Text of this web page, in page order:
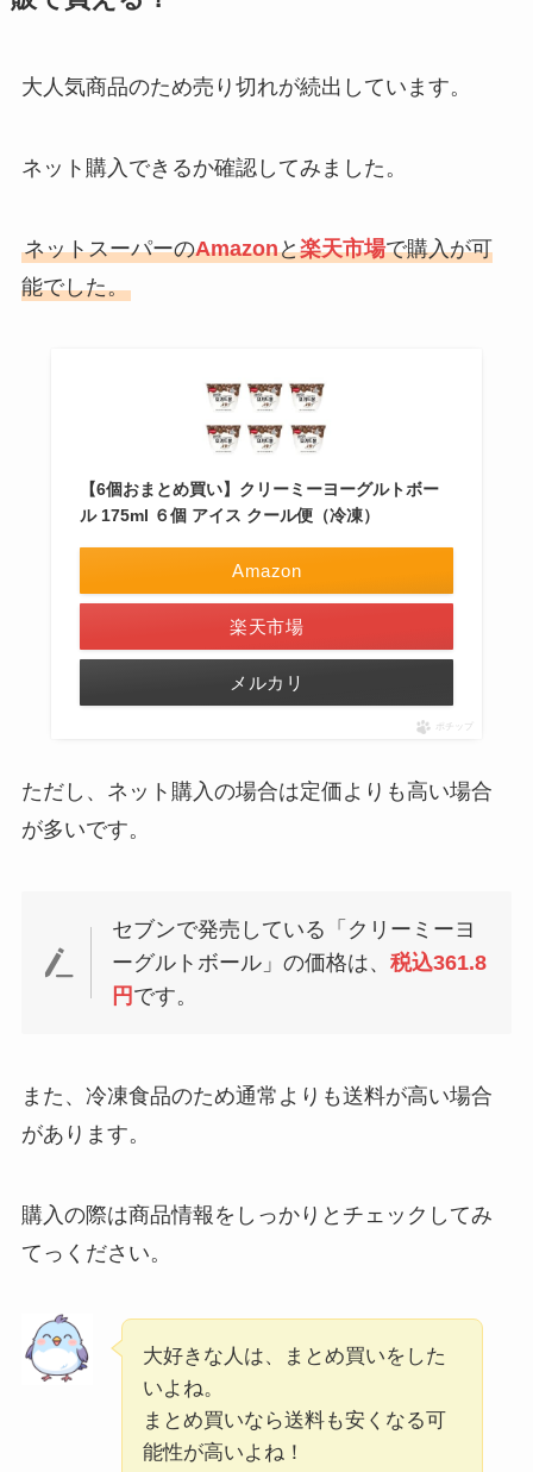
大人気商品のため売り切れが続出しています。
ネット購入できるか確認してみました。
ネットスーパーのAmazonと楽天市場で購入が可
能でした。
【6個おまとめ買い】クリーミーヨーグルトボー
ル 175ml ６個 アイス クール便（冷凍）
Amazon
楽天市場
メルカリ
ポチップ
ただし、ネット購入の場合は定価よりも高い場合
が多いです。
セブンで発売している「クリーミーヨ
ーグルトボール」の価格は、税込361.8
円 です。
また、冷凍食品のため通常よりも送料が高い場合
があります。
購入の際は商品情報をしっかりとチェックしてみ
てっください。
大好きな人は、まとめ買いをした
いよね。
まとめ買いなら送料も安くなる可
能性が高いよね！